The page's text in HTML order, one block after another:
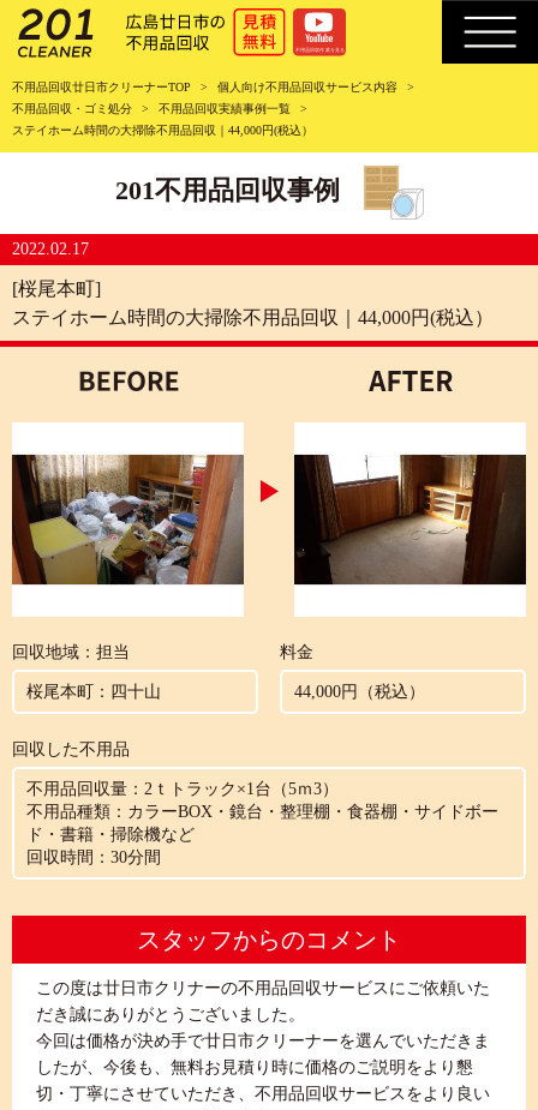
不用品回収廿日市クリーナーTOP
個人向け不用品回収サービス内容
不用品回収・ゴミ処分
不用品回収実績事例一覧
ステイホーム時間の大掃除不用品回収｜44,000円(税込）
201不用品回収事例
2022.02.17
[桜尾本町]
ステイホーム時間の大掃除不用品回収｜44,000円(税込）
回収地域：担当
桜尾本町：四十山
料金
44,000円（税込）
回収した不用品
不用品回収量：2ｔトラック×1台（5ｍ3）
不用品種類：カラーBOX・鏡台・整理棚・食器棚・サイドボー
ド・書籍・掃除機など
回収時間：30分間
スタッフからのコメント
この度は廿日市クリナーの不用品回収サービスにご依頼いた
だき誠にありがとうございました。
今回は価格が決め手で廿日市クリーナーを選んでいただきま
したが、今後も、無料お見積り時に価格のご説明をより懇
切・丁寧にさせていただき、不用品回収サービスをより良い